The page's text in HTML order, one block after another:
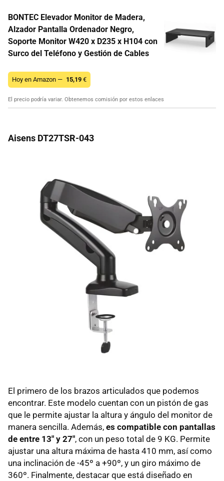
BONTEC Elevador Monitor de Madera,
Alzador Pantalla Ordenador Negro,
Soporte Monitor W420 x D235 x H104 con
Surco del Teléfono y Gestión de Cables
Hoy en Amazon — 15,19 €
El precio podría variar. Obtenemos comisión por estos enlaces
Aisens DT27TSR-043
El primero de los brazos articulados que podemos
encontrar. Este modelo cuentan con un pistón de gas
que le permite ajustar la altura y ángulo del monitor de
manera sencilla. Además, es compatible con pantallas
de entre 13" y 27", con un peso total de 9 KG. Permite
ajustar una altura máxima de hasta 410 mm, así como
una inclinación de -45º a +90º, y un giro máximo de
360º. Finalmente, destacar que está diseñado en